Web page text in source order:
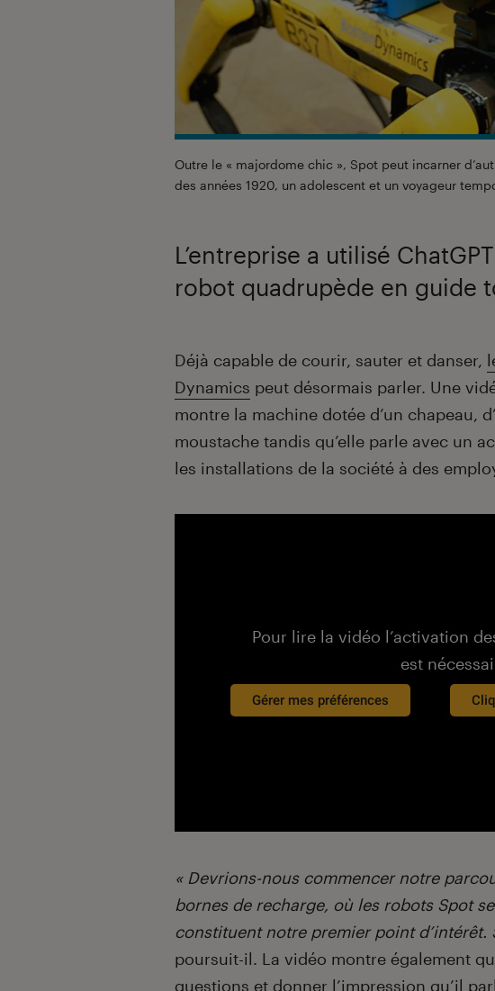
Outre le « majordome chic », Spot peut incarner
des années 1920, un adolescent et un voyageur
L’entreprise a utilisé
robot quadrupède en guide
Introduction
Déjà capable de courir, sauter et danser,
Dynamics peut désormais parler. Une
montre la machine dotée d’un chapeau,
moustache tandis qu’elle parle avec un
les installations de la société à des
Pour lire la vidéo l’activation
est
Gérer mes préférences
« Devrions-nous commencer notre
bornes de recharge, où les robots Spot
constituent notre premier point d’intérêt.
poursuit-il. La vidéo montre également
questions et donner l’impression qu’il